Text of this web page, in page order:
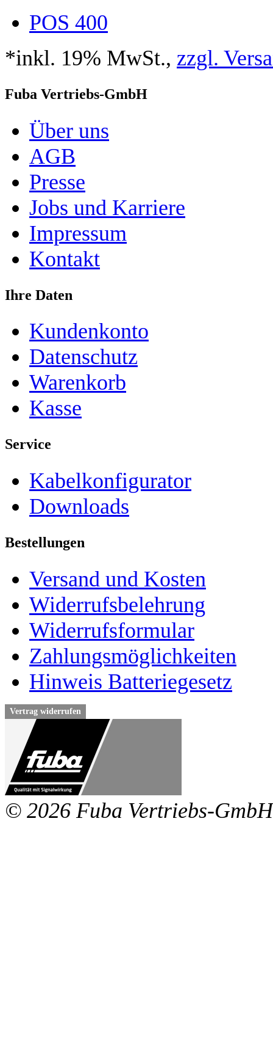
POS 400
*inkl. 19% MwSt., zzgl.
Fuba Vertriebs-GmbH
Über uns
AGB
Presse
Jobs und Karriere
Impressum
Kontakt
Ihre Daten
Kundenkonto
Datenschutz
Warenkorb
Kasse
Service
Kabelkonfigurator
Downloads
Bestellungen
Versand und Kosten
Widerrufsbelehrung
Widerrufsformular
Zahlungsmöglichkeiten
Hinweis Batteriegesetz
Vertrag widerrufen
© 2026 Fuba Vertriebs-GmbH